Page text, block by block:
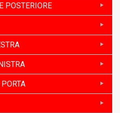
POSTERIORE